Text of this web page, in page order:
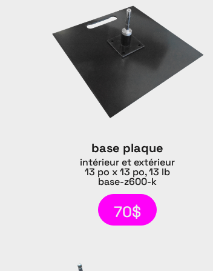
base plaque
intérieur et extérieur
13 po x 13 po, 13 lb
base-z600-k
70$